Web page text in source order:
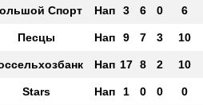
Спорт Нап 3 6 0 6
Песцы Нап 9 7 3 10
Нап 17 8 2 10
Stars Нап 1 0 0 0